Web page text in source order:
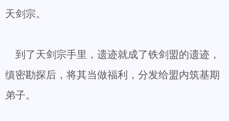
天剑宗。
到了天剑宗手里，遗迹就成了铁剑盟的遗迹，
缜密勘探后，将其当做福利，分发给盟内筑基期
弟子。